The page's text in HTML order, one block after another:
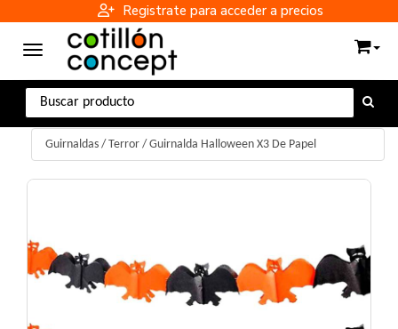
Registrate para acceder a precios
Toggle navigation
Guirnaldas / Terror / Guirnalda Halloween X3 De Papel